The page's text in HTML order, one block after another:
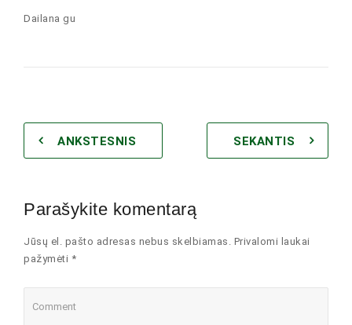
Dailana gu
ANKSTESNIS SEKANTIS
Parašykite komentarą
Jūsų el. pašto adresas nebus skelbiamas. Privalomi laukai
pažymėti *